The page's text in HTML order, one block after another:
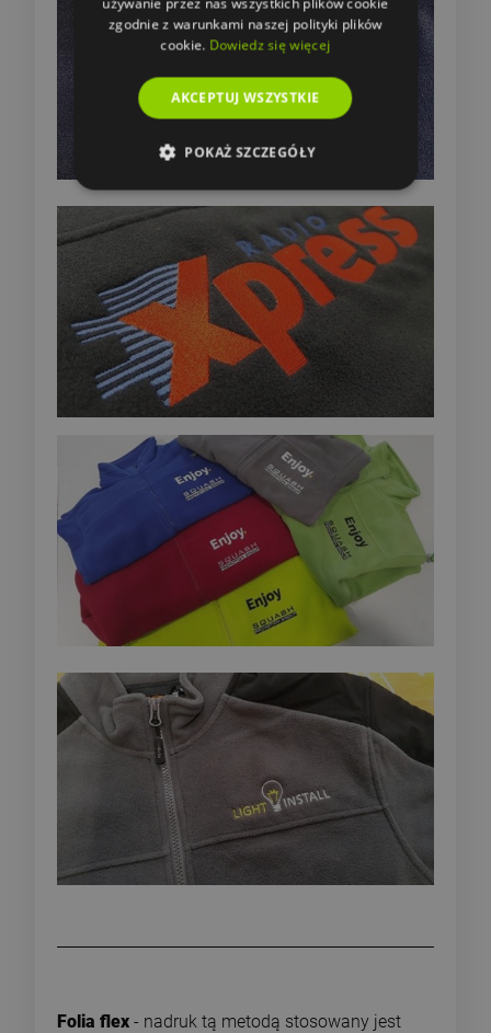
Folia flex - nadruk tą metodą stosowany jest
zgodnie z warunkami naszej polityki plików
cookie. Dowiedz się więcej
AKCEPTUJ WSZYSTKIE
POKAŻ SZCZEGÓŁY